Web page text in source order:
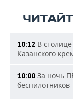
10:12 В
Казанского
10:00 За ночь
беспилотников